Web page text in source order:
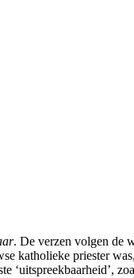
. De verzen volgen de
katholieke priester
‘uitspreekbaarheid’,